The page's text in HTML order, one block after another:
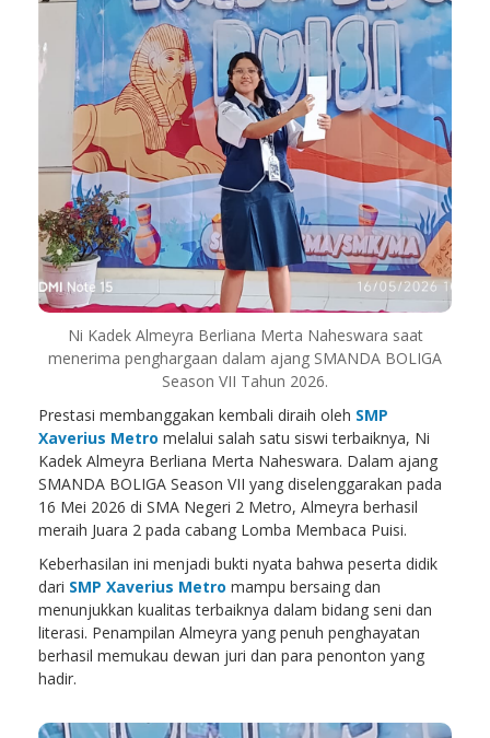
Ni Kadek Almeyra Berliana Merta Naheswara saat
menerima penghargaan dalam ajang SMANDA BOLIGA
Season VII Tahun 2026.
Prestasi membanggakan kembali diraih oleh SMP
Xaverius Metro melalui salah satu siswi terbaiknya, Ni
Kadek Almeyra Berliana Merta Naheswara. Dalam ajang
SMANDA BOLIGA Season VII yang diselenggarakan pada
16 Mei 2026 di SMA Negeri 2 Metro, Almeyra berhasil
meraih Juara 2 pada cabang Lomba Membaca Puisi.
Keberhasilan ini menjadi bukti nyata bahwa peserta didik
dari SMP Xaverius Metro mampu bersaing dan
menunjukkan kualitas terbaiknya dalam bidang seni dan
literasi. Penampilan Almeyra yang penuh penghayatan
berhasil memukau dewan juri dan para penonton yang
hadir.